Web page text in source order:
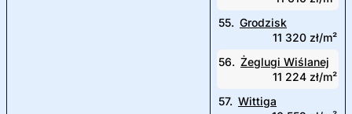
55. Grodzisk
11 320 zł/m²
56. Żeglugi Wiślanej
11 224 zł/m²
57. Wittiga